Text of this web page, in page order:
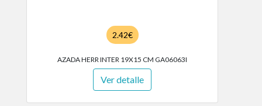
2.42€
AZADA HERR INTER 19X15 CM GA06063I
Ver detalle